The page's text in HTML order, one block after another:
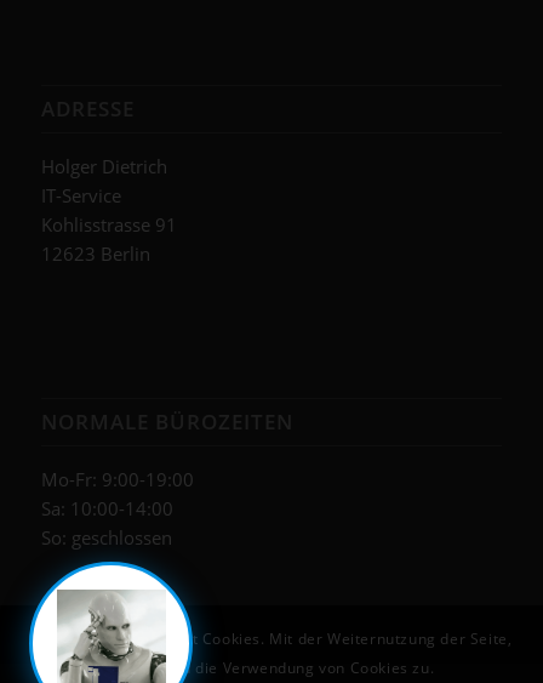
Holger Dietrich
IT-Service
Kohlisstrasse 91
12623 Berlin
Mo-Fr: 9:00-19:00
Sa: 10:00-14:00
So: geschlossen
Diese Seite verwendet Cookies. Mit der Weiternutzung der Seite,
stimmst du die Verwendung von Cookies zu.